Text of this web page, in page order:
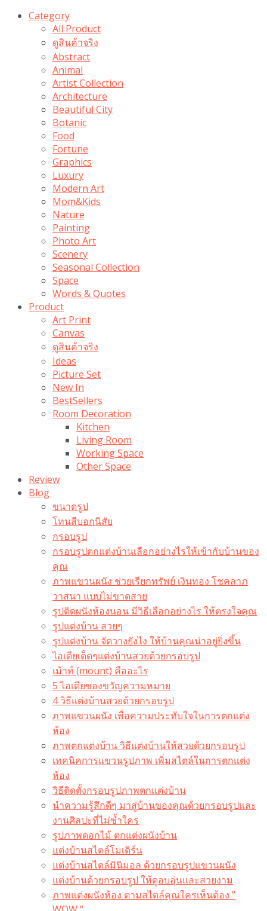
Category
All Product
ดูสินค้าจริง
Abstract
Animal
Artist Collection
Architecture
Beautiful City
Botanic
Food
Fortune
Graphics
Luxury
Modern Art
Mom&Kids
Nature
Painting
Photo Art
Scenery
Seasonal Collection
Space
Words & Quotes
Product
Art Print
Canvas
ดูสินค้าจริง
Ideas
Picture Set
New In
BestSellers
Room Decoration
Kitchen
Living Room
Working Space
Other Space
Review
Blog
ขนาดรูป
โทนสีบอกนิสัย
กรอบรูป
กรอบรูปตกแต่งบ้านเลือกอย่างไรให้เข้ากับบ้านของ
คุณ
ภาพแขวนผนัง ช่วยเรียกทรัพย์ เงินทอง โชคลาภ
วาสนา แบบไม่ขาดสาย
รูปติดผนังห้องนอน มีวิธีเลือกอย่างไร ให้ตรงใจคุณ
รูปแต่งบ้าน สวยๆ
รูปแต่งบ้าน จัดวางยังไง ให้บ้านคุณน่าอยู่ยิ่งขึ้น
ไอเดียเด็ดๆแต่งบ้านสวยด้วยกรอบรูป
เม้าท์ (mount) คืออะไร​
5 ไอเดียของขวัญความหมาย
4 วิธีแต่งบ้านสวยด้วยกรอบรูป
ภาพแขวนผนัง เพื่อความประทับใจในการตกแต่ง
ห้อง
ภาพตกแต่งบ้าน วิธีแต่งบ้านให้สวยด้วยกรอบรูป
เทคนิคการแขวนรูปภาพ เพิ่มสไตล์ในการตกแต่ง
ห้อง
วิธีติดตั้งกรอบรูปภาพตกแต่งบ้าน
นำความรู้สึกดีๆ มาสู่บ้านของคุณด้วยกรอบรูปและ
งานศิลปะที่ไม่ซ้ำใคร
รูปภาพดอกไม้ ตกแต่งผนังบ้าน
แต่งบ้านสไตล์โมเดิร์น
แต่งบ้านสไตล์มินิมอล ด้วยกรอบรูปแขวนผนัง
แต่งบ้านด้วยกรอบรูป ให้ดูอบอุ่นและสวยงาม
ภาพแต่งผนังห้อง ตามสไตล์คุณใครเห็นต้อง ”